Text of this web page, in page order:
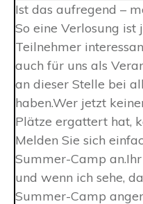
Ist das aufregend –
So eine Verlosung
Teilnehmer
auch für uns als
an dieser Stelle bei
haben.Wer jetzt
Plätze ergattert hat,
Melden Sie sich
Summer-Camp
und wenn ich sehe,
Summer-Camp